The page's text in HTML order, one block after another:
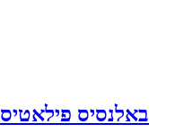
באלנסיס פילאטיס